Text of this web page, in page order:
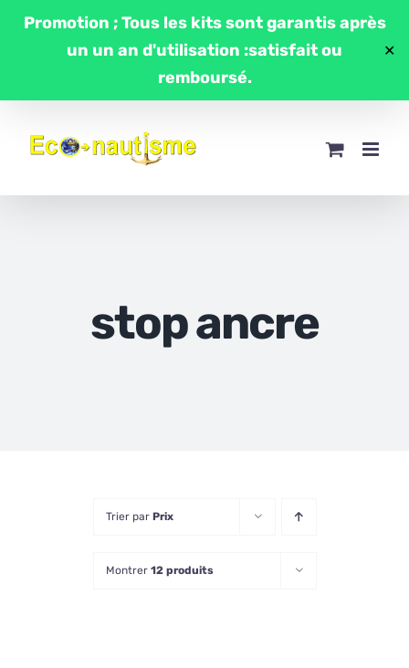
PasserPromotion ; Tous les kits sont garantis après
un un an d'utilisation :satisfait ou
remboursé.
✕
stop ancre
Trier par Prix
Montrer 12 produits